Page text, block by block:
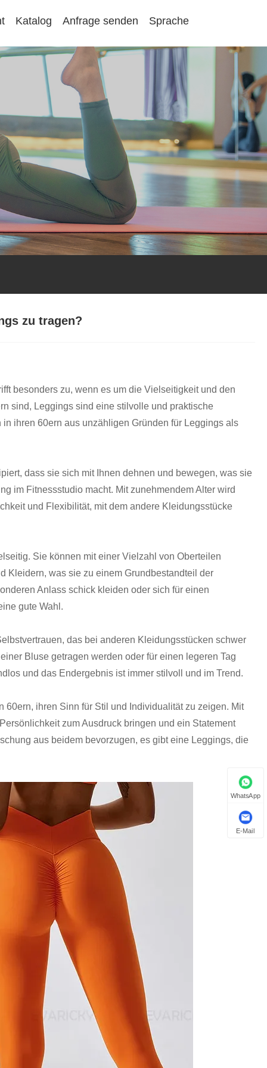
Katalog Anfrage senden Sprache
zu tragen?
besonders zu, wenn es um die Vielseitigkeit und den
sind, Leggings sind eine stilvolle und praktische
ihren 60ern aus unzähligen Gründen für Leggings als
dass sie sich mit Ihnen dehnen und bewegen, was sie
im Fitnessstudio macht. Mit zunehmendem Alter wird
und Flexibilität, mit dem andere Kleidungsstücke
Sie können mit einer Vielzahl von Oberteilen
Kleidern, was sie zu einem Grundbestandteil der
Anlass schick kleiden oder sich für einen
gute Wahl.
das bei anderen Kleidungsstücken schwer
Bluse getragen werden oder für einen legeren Tag
und das Endergebnis ist immer stilvoll und im Trend.
ihren Sinn für Stil und Individualität zu zeigen. Mit
zum Ausdruck bringen und ein Statement
aus beidem bevorzugen, es gibt eine Leggings, die
WhatsApp
E-Mail